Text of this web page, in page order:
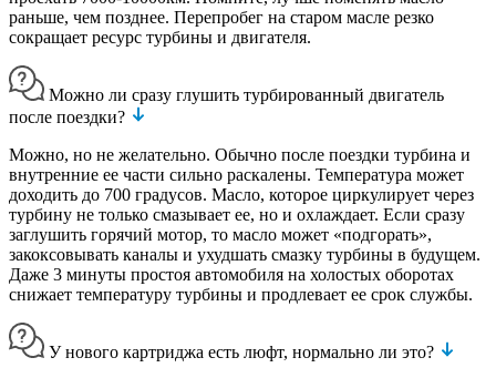
раньше, чем позднее. Перепробег на старом масле резко
сокращает ресурс турбины и двигателя.
Можно ли сразу глушить турбированный двигатель
после поездки?
Можно, но не желательно. Обычно после поездки турбина и
внутренние ее части сильно раскалены. Температура может
доходить до 700 градусов. Масло, которое циркулирует через
турбину не только смазывает ее, но и охлаждает. Если сразу
заглушить горячий мотор, то масло может «подгорать»,
закоксовывать каналы и ухудшать смазку турбины в будущем.
Даже 3 минуты простоя автомобиля на холостых оборотах
снижает температуру турбины и продлевает ее срок службы.
У нового картриджа есть люфт, нормально ли это?